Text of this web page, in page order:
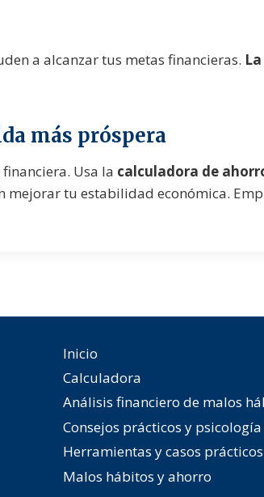
a alcanzar tus metas financieras.
más próspera
Usa la calculadora de
tu estabilidad económica.
Inicio
Calculadora
Análisis financiero de malos
Consejos prácticos y
Herramientas y casos prácticos
Malos hábitos y ahorro